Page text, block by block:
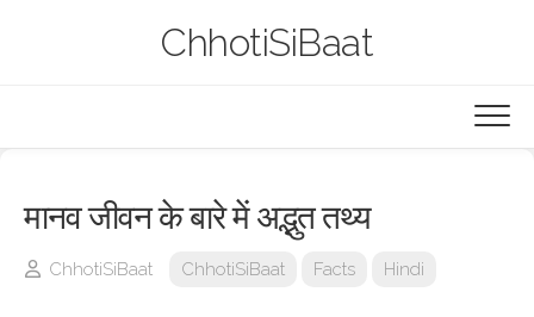
ChhotiSiBaat
मानव जीवन के बारे में अद्भुत तथ्य
ChhotiSiBaat ChhotiSiBaat Facts Hindi